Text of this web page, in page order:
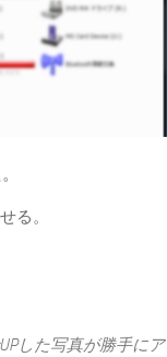
る。
した写真が勝手にア